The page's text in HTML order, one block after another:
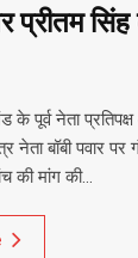
प्रीतम
के पूर्व नेता
नेता बॉबी पवार
की मांग की…